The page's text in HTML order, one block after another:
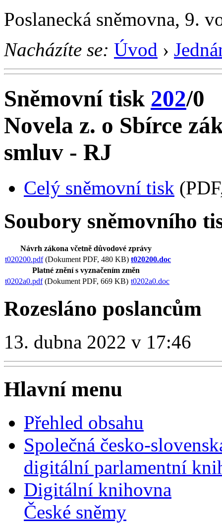
Poslanecká sněmovna, 9.
Nacházíte se: Úvod ›
Sněmovní tisk 202/0
Novela z. o Sbírce
smluv - RJ
Celý sněmovní tisk
Soubory sněmovního
Návrh zákona včetně důvodové zprávy
t020200.pdf(Dokument PDF, 480 KB) t020200.doc
Platné znění s vyznačením změn
t0202a0.pdf(Dokument PDF, 669 KB) t0202a0.doc
Rozesláno poslancům
13. dubna 2022 v 17:46
Hlavní menu
Přehled obsahu
Společná česko-
digitální parlamentní
Digitální knihovna
České sněmy